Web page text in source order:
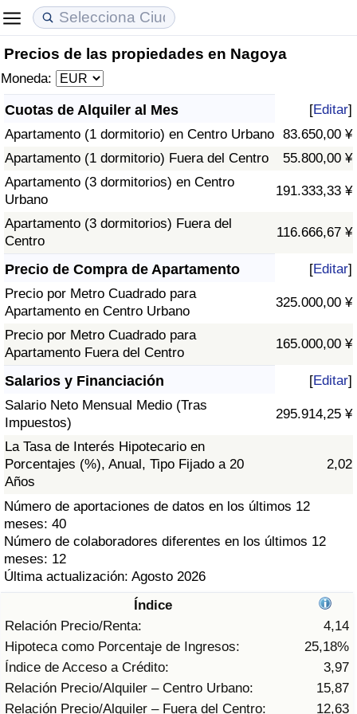
Precios de las propiedades en Nagoya
Moneda:
Cuotas de Alquiler al Mes [Editar]
Apartamento (1 dormitorio) en Centro Urbano 83.650,00 ¥
Apartamento (1 dormitorio) Fuera del Centro
55.800,00 ¥
Apartamento (3 dormitorios) en Centro
Urbano
191.333,33 ¥
Apartamento (3 dormitorios) Fuera del
Centro
116.666,67 ¥
Precio de Compra de Apartamento [Editar]
Precio por Metro Cuadrado para
Apartamento en Centro Urbano
325.000,00 ¥
Precio por Metro Cuadrado para
Apartamento Fuera del Centro
165.000,00 ¥
Salarios y Financiación [Editar]
Salario Neto Mensual Medio (Tras
Impuestos)
295.914,25 ¥
La Tasa de Interés Hipotecario en
Porcentajes (%), Anual, Tipo Fijado a 20
Años
2,02
Número de aportaciones de datos en los últimos 12
meses: 40
Número de colaboradores diferentes en los últimos 12
meses: 12
Última actualización: Agosto 2026
Índice
Relación Precio/Renta:
4,14
Hipoteca como Porcentaje de Ingresos:
25,18%
Índice de Acceso a Crédito:
3,97
Relación Precio/Alquiler – Centro Urbano:
15,87
Relación Precio/Alquiler – Fuera del Centro:
12,63
Coste de vida
Índice de Costo de Vida (Actual)
Índice de Costo de Vida
Índice de costo de vida por país
en aqaba
Precios de las propiedades
Índice de Precios de Inmuebles (Actual)
Índice de Precios de Inmuebles
Índice de Precios de Inmuebles por País
Calidad de Vida
Índice de Calidad de Vida
Índice de Calidad de Vida (Actual)
Índice de calidad de vida por país
Delincuencia
Calificación del Índice de Criminalidad
Sanidad
Índice de Sanidad (Actual)
Índice de Sanidad
Índice de Sanidad por País
Contaminación
Índice de Contaminación (Actual)
Índice de contaminación
Índice de Contaminación por País